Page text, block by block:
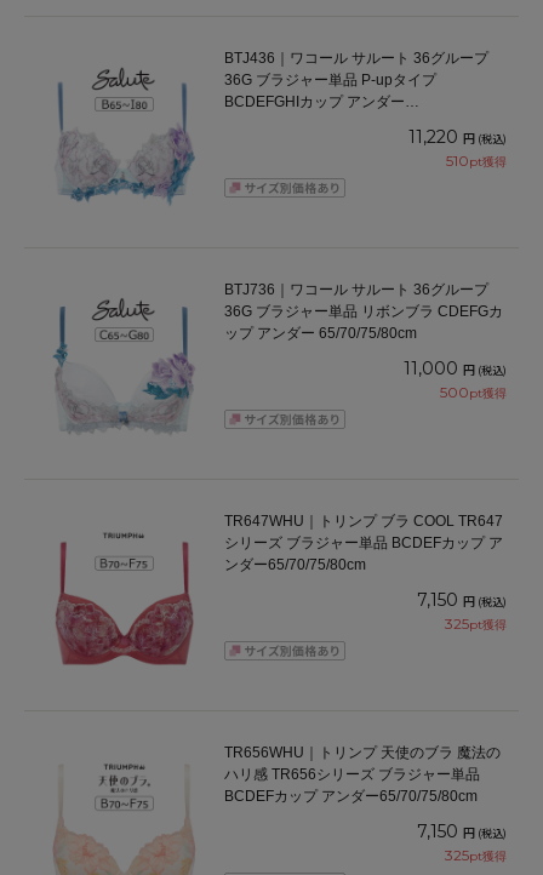
BTJ436｜ワコール サルート 36グループ
36G ブラジャー単品 P-upタイプ
BCDEFGHIカップ アンダー
11,220 円 (税込)
510pt獲得
BTJ736｜ワコール サルート 36グループ
36G ブラジャー単品 リボンブラ CDEFGカ
ップ アンダー 65/70/75/80cm
11,000 円 (税込)
500pt獲得
TR647WHU｜トリンプ ブラ COOL TR647
シリーズ ブラジャー単品 BCDEFカップ ア
ンダー65/70/75/80cm
7,150 円 (税込)
325pt獲得
TR656WHU｜トリンプ 天使のブラ 魔法の
ハリ感 TR656シリーズ ブラジャー単品
BCDEFカップ アンダー65/70/75/80cm
7,150 円 (税込)
325pt獲得